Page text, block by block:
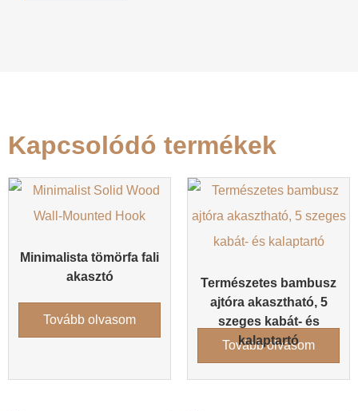
Kapcsolódó termékek
Minimalista tömörfa fali
akasztó
Tovább olvasom
Természetes bambusz
ajtóra akasztható, 5
szeges kabát- és
kalaptartó
Tovább olvasom